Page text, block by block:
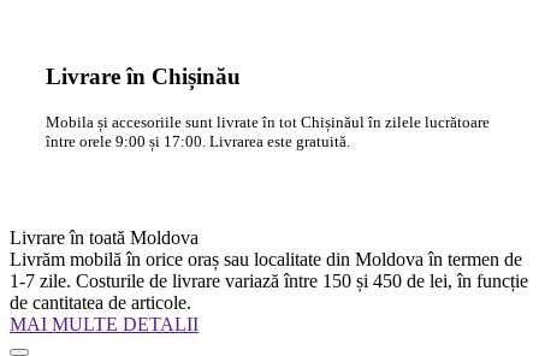
Livrare în Chișinău
Mobila și accesoriile sunt livrate în tot Chișinăul în zilele lucrătoare
între orele 9:00 și 17:00. Livrarea este gratuită.
Livrare în toată Moldova
Livrăm mobilă în orice oraș sau localitate din Moldova în termen de
1-7 zile. Costurile de livrare variază între 150 și 450 de lei, în funcție
de cantitatea de articole.
MAI MULTE DETALII